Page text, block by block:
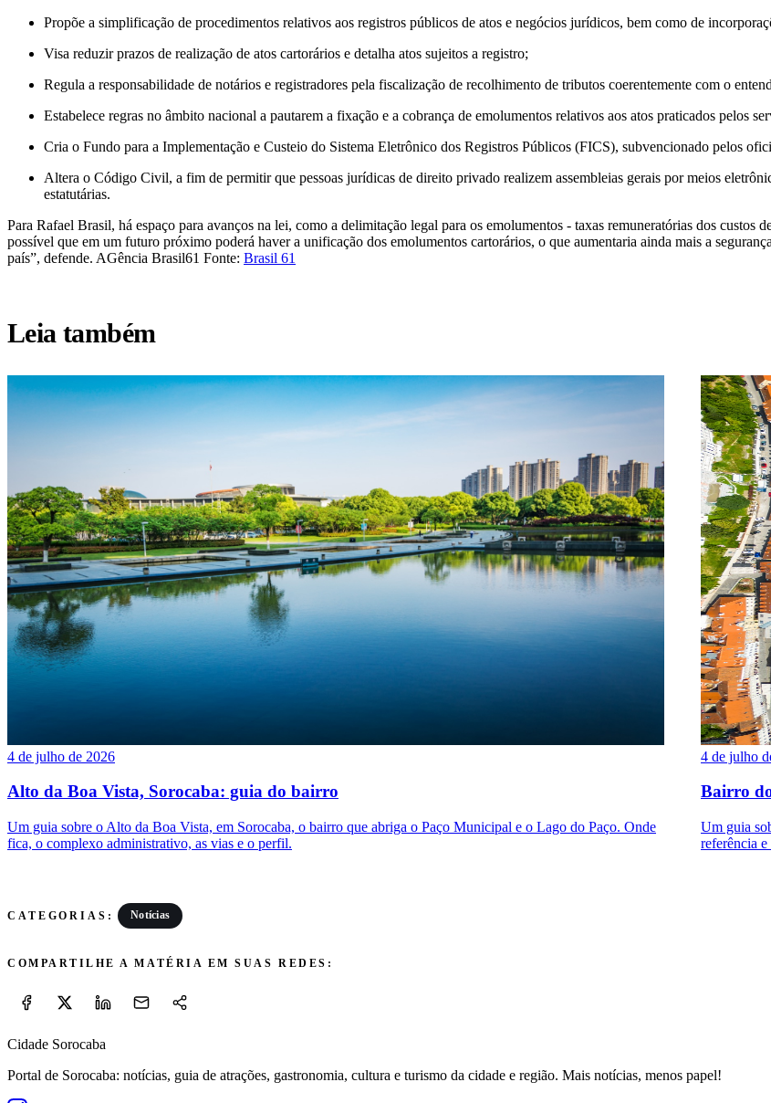
Propõe a simplificação de procedimentos relativos aos registros públicos de atos e negócios jurídicos, bem como de
Visa reduzir prazos de realização de atos cartorários e detalha atos sujeitos a registro;
Regula a responsabilidade de notários e registradores pela fiscalização de recolhimento de tributos coerentemente com o
Estabelece regras no âmbito nacional a pautarem a fixação e a cobrança de emolumentos relativos aos atos praticados pelos
Cria o Fundo para a Implementação e Custeio do Sistema Eletrônico dos Registros Públicos (FICS), subvencionado pelos
Altera o Código Civil, a fim de permitir que pessoas jurídicas de direito privado realizem assembleias gerais por meios
estatutárias.
Para Rafael Brasil, há espaço para avanços na lei, como a delimitação legal para os emolumentos - taxas remuneratórias dos custos
possível que em um futuro próximo poderá haver a unificação dos emolumentos cartorários, o que aumentaria ainda mais a
país”, defende. AGência Brasil61 Fonte: Brasil 61
Leia também
4 de julho de 2026
Alto da Boa Vista, Sorocaba: guia do bairro
Um guia sobre o Alto da Boa Vista, em Sorocaba, o bairro que abriga o Paço Municipal e o Lago do Paço. Onde
fica, o complexo administrativo, as vias e o perfil.
4 de julho
Bairro
Um guia
referência e
CATEGORIAS: Notícias
COMPARTILHE A MATÉRIA EM SUAS REDES:
Cidade Sorocaba
Portal de Sorocaba: notícias, guia de atrações, gastronomia, cultura e turismo da cidade e região. Mais notícias, menos papel!